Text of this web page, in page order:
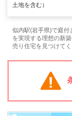
土地を含む）
似内駅(岩手県)で庭付
を実現する理想の新
売り住宅を見つけてく